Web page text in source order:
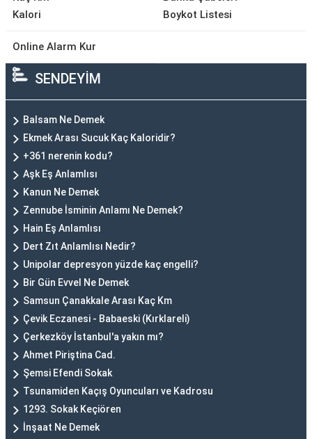
Kalori
Boykot Listesi
Online Alarm Kur
SENDEYİM
Balsam Ne Demek
Ekmek Arası Sucuk Kaç Kaloridir?
+361 nerenin kodu?
Aşk Eş Anlamlısı
Kanun Ne Demek
Zennube İsminin Anlamı Ne Demek?
Hain Eş Anlamlısı
Dert Zıt Anlamlısı Nedir?
Unipolar depresyon yüzde kaç engelli?
Bir Gün Evvel Ne Demek
Samsun Çanakkale Arası Kaç Km
Çevik Eczanesi - Babaeski (Kırklareli)
Çerkezköy İstanbul'a yakın mı?
Ahmet Piriştina Cad.
Şemsi Efendi Sokak
Tsunamiden Kaçış Oyuncuları ve Kadrosu
1293. Sokak Keçiören
İnşaat Ne Demek